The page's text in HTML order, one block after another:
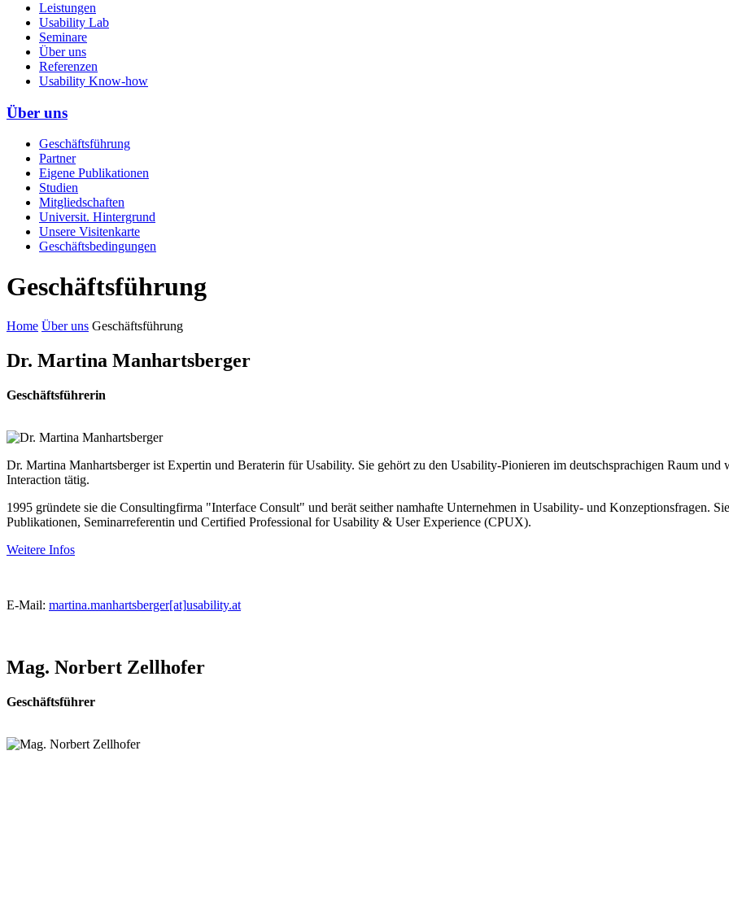
Leistungen
Usability Lab
Seminare
Über uns
Referenzen
Usability Know-how
Über uns
Geschäftsführung
Partner
Eigene Publikationen
Studien
Mitgliedschaften
Universit. Hintergrund
Unsere Visitenkarte
Geschäftsbedingungen
Geschäftsführung
Home Über uns Geschäftsführung
Dr. Martina Manhartsberger
Geschäftsführerin
Dr. Martina Manhartsberger ist Expertin und Beraterin für Usability. Sie gehört zu den Usability-Pionieren im deutschsprachigen Raum und
Interaction tätig.
1995 gründete sie die Consultingfirma "Interface Consult" und berät seither namhafte Unternehmen in Usability- und Konzeptionsfragen.
Publikationen, Seminarreferentin und Certified Professional for Usability & User Experience (CPUX).
Weitere Infos
E-Mail: martina.manhartsberger[at]usability.at
Mag. Norbert Zellhofer
Geschäftsführer